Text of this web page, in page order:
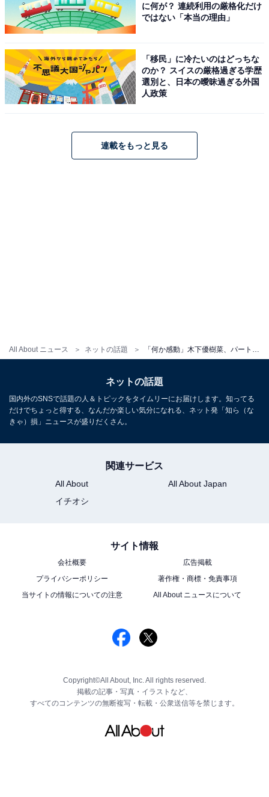
All About ニュース ネットの話題
に何が？ 連続利用の厳格化だけ
ではない「本当の理由」
「移民」に冷たいのはどっちな
のか？ スイスの厳格過ぎる学歴
選別と、日本の曖昧過ぎる外国
人政策
連載をもっと見る
ネットの話題
国内外のSNSで話題の人＆トピックをタイムリーにお届けします。知ってる
だけでちょっと得する、なんだか楽しい気分になれる、ネット発「知ら（な
きゃ）損」ニュースが盛りだくさん。
関連サービス
All About
All About Japan
イチオシ
サイト情報
会社概要
広告掲載
プライバシーポリシー
著作権・商標・免責事項
当サイトの情報についての注意
All About ニュースについて
Copyright©All About, Inc. All rights reserved.
掲載の記事・写真・イラストなど、
すべてのコンテンツの無断複写・転載・公衆送信等を禁じます。